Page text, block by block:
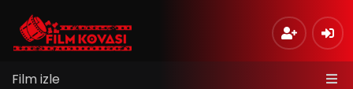
Film izle